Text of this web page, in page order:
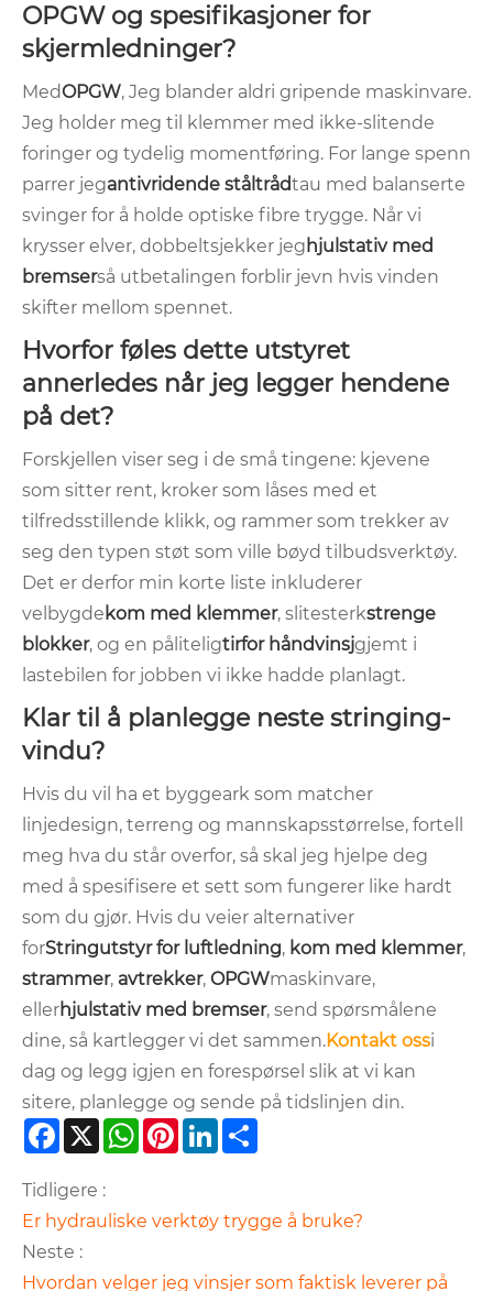
OPGW og spesifikasjoner for
skjermledninger?
MedOPGW, Jeg blander aldri gripende maskinvare.
Jeg holder meg til klemmer med ikke-slitende
foringer og tydelig momentføring. For lange spenn
parrer jegantivridende ståltrådtau med balanserte
svinger for å holde optiske fibre trygge. Når vi
krysser elver, dobbeltsjekker jeg hjulstativ med
bremserså utbetalingen forblir jevn hvis vinden
skifter mellom spennet.
Hvorfor føles dette utstyret
annerledes når jeg legger hendene
på det?
Forskjellen viser seg i de små tingene: kjevene
som sitter rent, kroker som låses med et
tilfredsstillende klikk, og rammer som trekker av
seg den typen støt som ville bøyd tilbudsverktøy.
Det er derfor min korte liste inkluderer
velbygde kom med klemmer, slitesterkstrenge
blokker, og en påliteligtirfor håndvinsjgjemt i
lastebilen for jobben vi ikke hadde planlagt.
Klar til å planlegge neste stringing-
vindu?
Hvis du vil ha et byggeark som matcher
linjedesign, terreng og mannskapsstørrelse, fortell
meg hva du står overfor, så skal jeg hjelpe deg
med å spesifisere et sett som fungerer like hardt
som du gjør. Hvis du veier alternativer
forStringutstyr for luftledning, kom med klemmer,
strammer, avtrekker, OPGWmaskinvare,
ellerhjulstativ med bremser, send spørsmålene
dine, så kartlegger vi det sammen.Kontakt ossi
dag og legg igjen en forespørsel slik at vi kan
sitere, planlegge og sende på tidslinjen din.
Facebook
X WhatsApp
PinterestLinkedIn
Tidligere :
Er hydrauliske verktøy trygge å bruke?
Neste :
Hvordan velger jeg vinsjer som faktisk leverer på